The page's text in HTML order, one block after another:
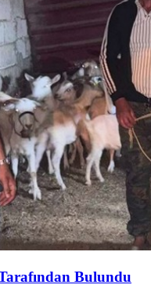
Bulundu